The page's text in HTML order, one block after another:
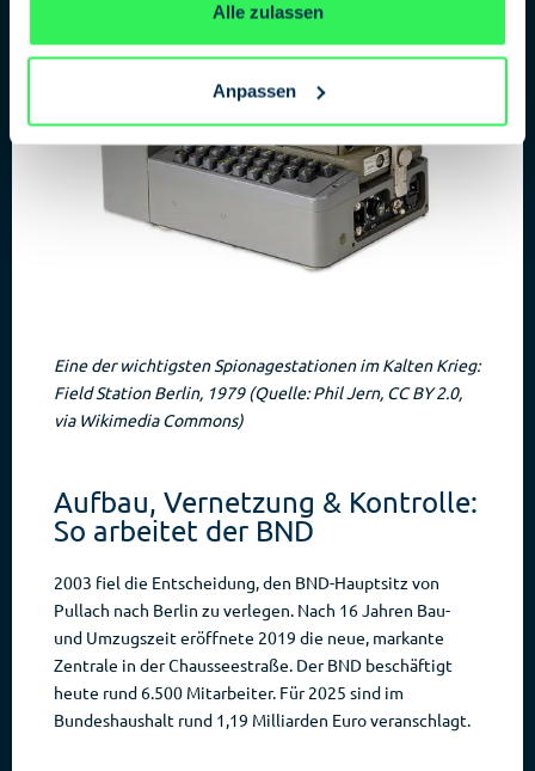
Alle zulassen
Anpassen
Eine der wichtigsten Spionagestationen im Kalten Krieg:
Field Station Berlin, 1979 (Quelle: Phil Jern, CC BY 2.0,
via Wikimedia Commons)
Aufbau, Vernetzung & Kontrolle:
So arbeitet der BND
2003 fiel die Entscheidung, den BND-Hauptsitz von
Pullach nach Berlin zu verlegen. Nach 16 Jahren Bau-
und Umzugszeit eröffnete 2019 die neue, markante
Zentrale in der Chausseestraße. Der BND beschäftigt
heute rund 6.500 Mitarbeiter. Für 2025 sind im
Bundeshaushalt rund 1,19 Milliarden Euro veranschlagt.